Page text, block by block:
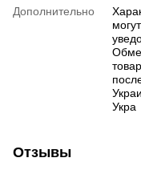
Дополнительно
Укра
Отзывы